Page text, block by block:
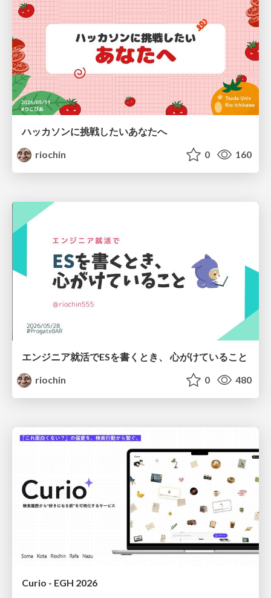
ハッカソンに挑戦したいあなたへ
riochin
0 160
エンジニア就活でESを書くとき、 心がけていること
riochin
0 480
Curio - EGH 2026